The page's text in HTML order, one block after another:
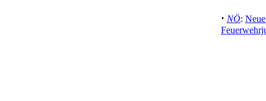
· NÖ: